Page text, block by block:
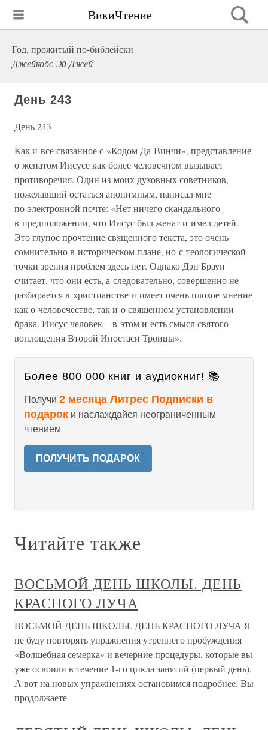
ВикиЧтение
Год, прожитый по-библейски
Джейкобс Эй Джей
День 243
День 243
Как и все связанное с «Кодом Да Винчи», представление
о женатом Иисусе как более человечном вызывает
противоречия. Один из моих духовных советников,
пожелавший остаться анонимным, написал мне
по электронной почте: «Нет ничего скандального
в предположении, что Иисус был женат и имел детей.
Это глупое прочтение священного текста, это очень
сомнительно в историческом плане, но с теологической
точки зрения проблем здесь нет. Однако Дэн Браун
считает, что они есть, а следовательно, совершенно не
разбирается в христианстве и имеет очень плохое мнение
как о человечестве, так и о священном установлении
брака. Иисус человек – в этом и есть смысл святого
воплощения Второй Ипостаси Троицы».
Более 800 000 книг и аудиокниг! 📚
Получи 2 месяца Литрес Подписки в
подарок и наслаждайся неограниченным
чтением
ПОЛУЧИТЬ ПОДАРОК
Читайте также
ВОСЬМОЙ ДЕНЬ ШКОЛЫ. ДЕНЬ
КРАСНОГО ЛУЧА
ВОСЬМОЙ ДЕНЬ ШКОЛЫ. ДЕНЬ КРАСНОГО ЛУЧА Я
не буду повторять упражнения утреннего пробуждения
«Волшебная семерка» и вечерние процедуры, которые вы
уже освоили в течение 1-го цикла занятий (первый день).
А вот на новых упражнениях остановимся подробнее. Вы
продолжаете